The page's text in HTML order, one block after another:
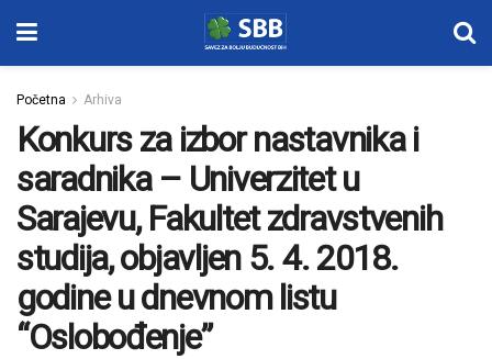
Početna Arhiva
Konkurs za izbor nastavnika i
saradnika – Univerzitet u
Sarajevu, Fakultet zdravstvenih
studija, objavljen 5. 4. 2018.
godine u dnevnom listu
“Oslobođenje”